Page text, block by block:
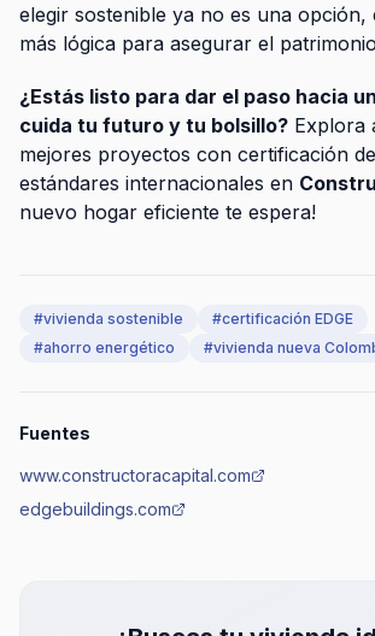
elegir sostenible ya no es una opción,
más lógica para asegurar el
¿Estás listo para dar el paso hacia
cuida tu futuro y tu bolsillo? Explora
mejores proyectos con certificación
estándares internacionales en
nuevo hogar eficiente te espera!
#vivienda sostenible #certificación EDGE
#ahorro energético #vivienda nueva
Fuentes
www.constructoracapital.com
edgebuildings.com